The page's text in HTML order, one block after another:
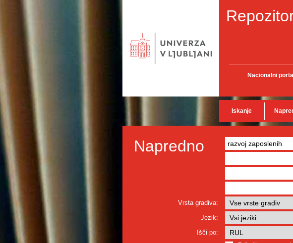
Nacionalni
Iskanje
Napredno
Vrsta gradiva:
Jezik:
Išči po: